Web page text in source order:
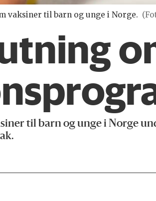
vaksiner til barn og unge i Norge.
til barn og unge i Norge